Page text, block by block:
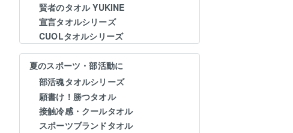
賢者のタオル YUKINE
宣言タオルシリーズ
CUOLタオルシリーズ
夏のスポーツ・部活動に
部活魂タオルシリーズ
願書け！勝つタオル
接触冷感・クールタオル
スポーツブランドタオル